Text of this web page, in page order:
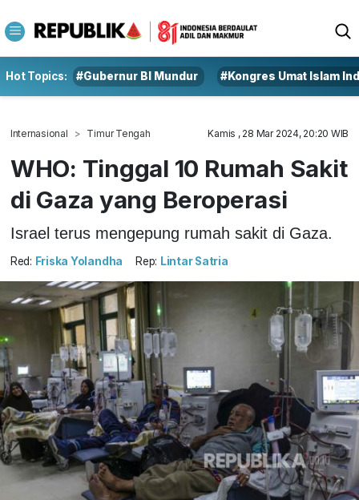
Hot Topics: #Gubernur BI Mundur #Kongres Umat Islam
Internasional Timur Tengah Kamis , 28 Mar 2024, 20:20 WIB
WHO: Tinggal 10 Rumah Sakit
di Gaza yang Beroperasi
Israel terus mengepung rumah sakit di Gaza.
Red: Friska Yolandha Rep: Lintar Satria